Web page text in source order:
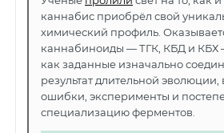
каннабис приобрёл свой
химический профиль.
каннабиноиды — ТГК, КБД и КБХ
как заданные изначально
результат длительной
ошибки, эксперименты и
специализацию ферментов.